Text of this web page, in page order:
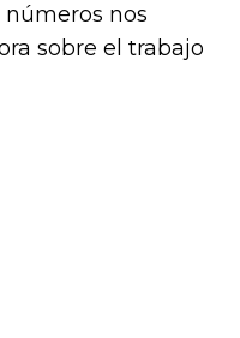
nos
sobre el trabajo